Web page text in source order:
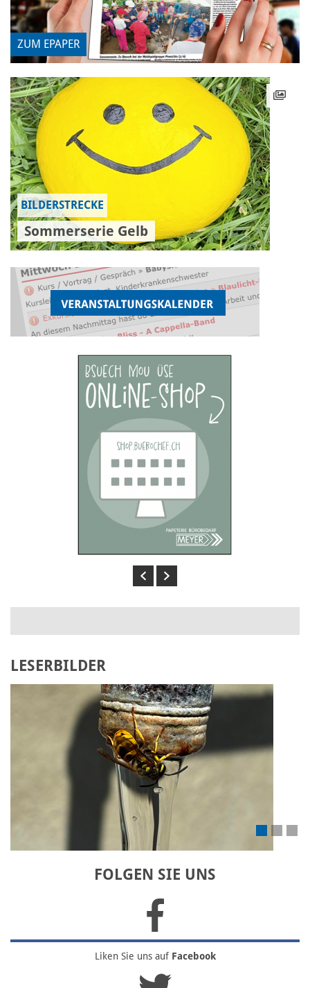
ZUM EPAPER
BILDERSTRECKE
Sommerserie Gelb
Previous
Next
LESERBILDER
Laden Sie Ihr eigenes Bild hoch
FOLGEN SIE UNS
Liken Sie unsauf Facebook